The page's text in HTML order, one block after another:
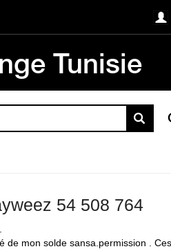
Tunisie
54 508 764
de mon solde sansa.permission .